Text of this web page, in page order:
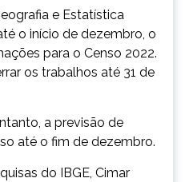
e Estatística
o início de dezembro, o
para o Censo 2022.
os trabalhos até 31 de
a previsão de
até o fim de dezembro.
do IBGE, Cimar